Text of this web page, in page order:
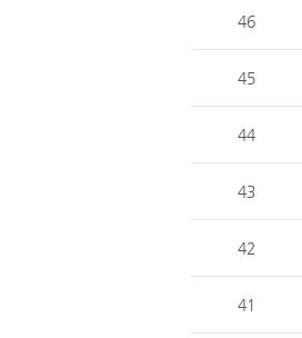
46
45
44
43
42
41